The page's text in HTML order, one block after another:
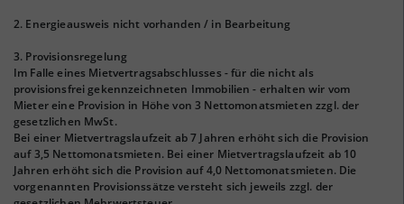
2. Energieausweis nicht vorhanden / in Bearbeitung
3. Provisionsregelung
Im Falle eines Mietvertragsabschlusses - für die nicht als
provisionsfrei gekennzeichneten Immobilien - erhalten wir vom
Mieter eine Provision in Höhe von 3 Nettomonatsmieten zzgl. der
gesetzlichen MwSt.
Bei einer Mietvertragslaufzeit ab 7 Jahren erhöht sich die Provision
auf 3,5 Nettomonatsmieten. Bei einer Mietvertragslaufzeit ab 10
Jahren erhöht sich die Provision auf 4,0 Nettomonatsmieten. Die
vorgenannten Provisionssätze versteht sich jeweils zzgl. der